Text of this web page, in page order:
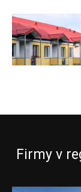
Firmy v